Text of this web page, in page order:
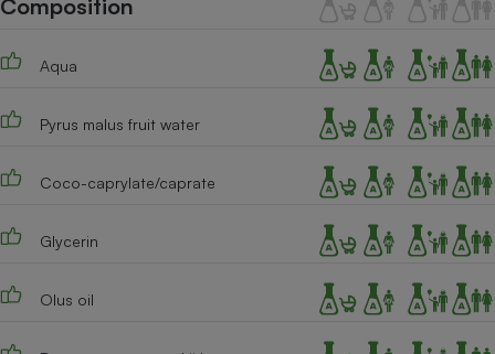
Composition
Aqua
Pyrus malus fruit water
Coco-caprylate/caprate
Glycerin
Olus oil
Plaque de cuisson à
induction
Climatiseur -
Ventilateur
Téléphone mobile -
Antivirus
Climatiseur -
Ventilateur